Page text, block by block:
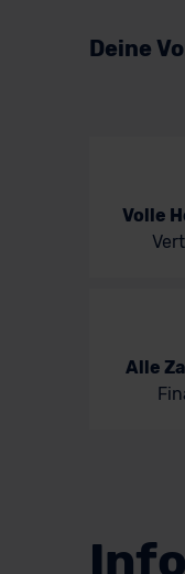
Deine
Volle
Alle